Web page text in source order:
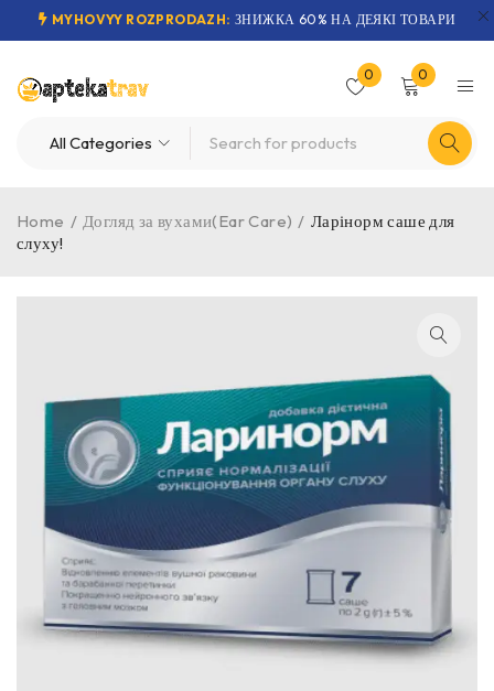
MYHOVYY ROZPRODAZH: ЗНИЖКА 60% НА ДЕЯКІ ТОВАРИ
0 0
Home / Догляд за вухами(Ear Care) / Ларінорм саше для
слуху!